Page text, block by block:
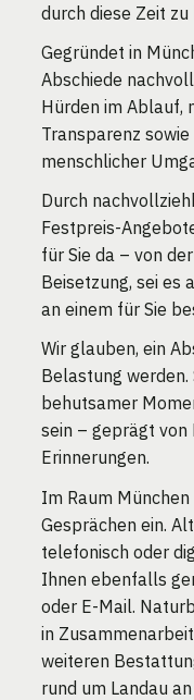
durch diese Zeit
Gegründet in
Abschiede
Hürden im Ablauf,
Transparenz
menschlicher
Durch
Festpreis-
für Sie da – von
Beisetzung, sei es
an einem für Sie
Wir glauben, ein
Belastung
behutsamer
sein – geprägt von
Erinnerungen.
Im Raum
Gesprächen ein.
telefonisch oder
Ihnen ebenfalls
oder E-Mail.
in
weiteren
rund um Landau